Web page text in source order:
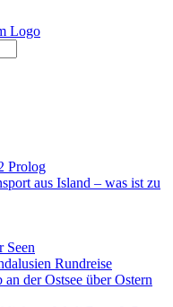
Prolog
aus Island – was ist zu
Seen
Rundreise
der Ostsee über Ostern